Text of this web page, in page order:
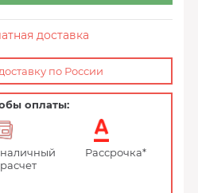
доставка
по России
оплаты:
расчет
Рассрочка*